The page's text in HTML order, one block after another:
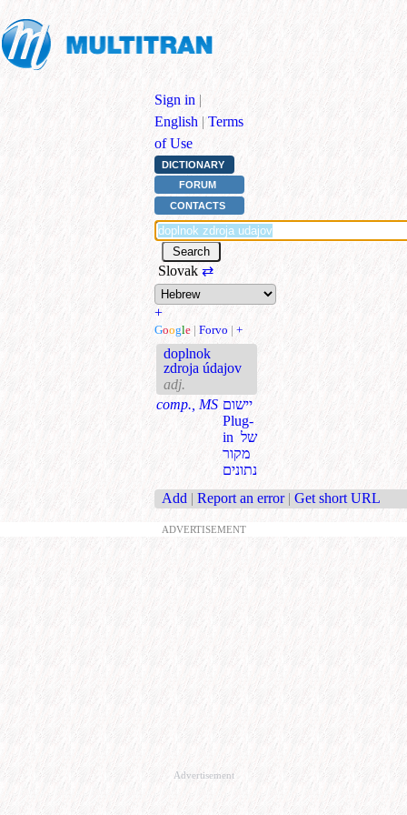
Sign in |
English | Terms
of Use
DICTIONARY
FORUM
CONTACTS
Slovak ⇄
+
Google | Forvo | +
doplnok
zdroja údajov
adj.
comp., MS יישום
Plug-
in של
מקור
נתונים
Add | Report an error | Get short URL
ADVERTISEMENT
Advertisement